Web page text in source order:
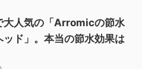
大人気の「Arromicの節水
ッド」。本当の節水効果は